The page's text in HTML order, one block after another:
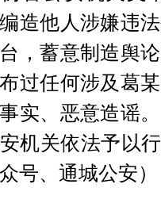
造他人涉嫌违
，蓄意制造舆
过任何涉及葛
实、恶意造谣
机关依法予以
号、通城公安）